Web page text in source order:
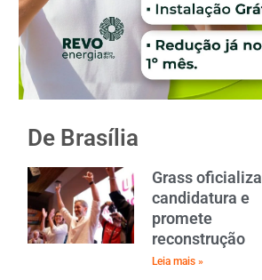
De Brasília
Grass oficializa
candidatura e
promete
reconstrução
Leia mais »